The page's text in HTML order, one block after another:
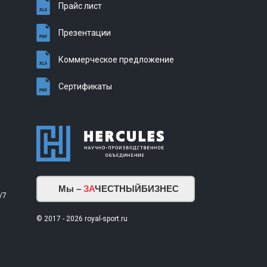
Прайс лист
Презентации
Коммерческое предложение
Сертификаты
7
Мы – ЗАЧЕСТНЫЙБИЗНЕС
© 2017 - 2026 royal-sport.ru